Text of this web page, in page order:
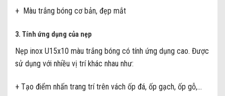
+ Màu trắng bóng cơ bản, đẹp mắt
3. Tính ứng dụng của nẹp
Nẹp inox U15x10 màu trắng bóng có tính ứng dụng cao. Được
sử dụng với nhiều vị trí khác nhau như:
+ Tạo điểm nhấn trang trí trên vách ốp đá, ốp gạch, ốp gỗ,…